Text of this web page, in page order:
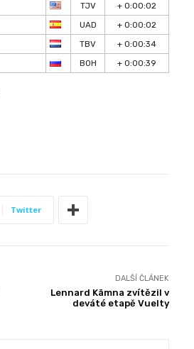
TJV
+ 0:00:02
UAD
+ 0:00:02
TBV
+ 0:00:34
BOH + 0:00:39
Twitter
DALŠÍ ČLÁNEK
Lennard Kämna zvítězil v
deváté etapě Vuelty